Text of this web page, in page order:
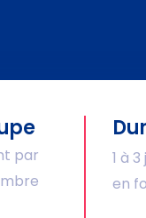
par
1 à
en